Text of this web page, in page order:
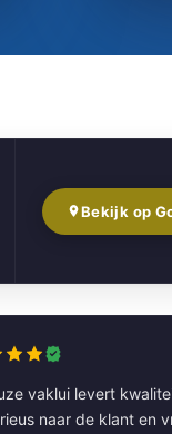
Bekijk op
vaklui levert
naar de klant en